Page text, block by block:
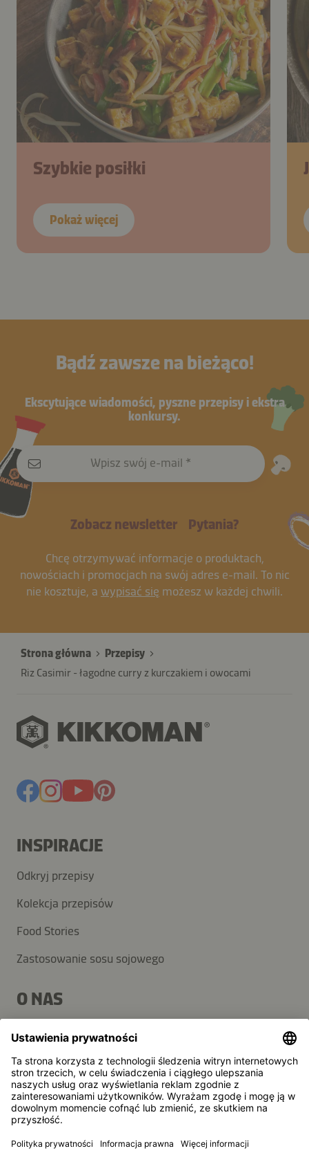
Szybkie posiłki
Pokaż więcej
Bądź zawsze na bieżąco!
Ekscytujące wiadomości, pyszne przepisy i ekstra
konkursy.
Wpisz swój e-mail
Zobacz newsletter Pytania?
Chcę otrzymywać informacje o produktach,
nowościach i promocjach na swój adres e-mail. To nic
nie kosztuje, a wypisać się możesz w każdej chwili.
Strona główna
Przepisy
Riz Casimir - łagodne curry z kurczakiem i owocami
INSPIRACJE
Odkryj przepisy
Kolekcja przepisów
Food Stories
Zastosowanie sosu sojowego
O NAS
Grupa Kikkoman
Zrównoważony rozwój
POMOC